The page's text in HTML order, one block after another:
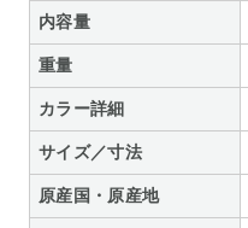
内容量
重量
カラー詳細
サイズ／寸法
原産国・原産地